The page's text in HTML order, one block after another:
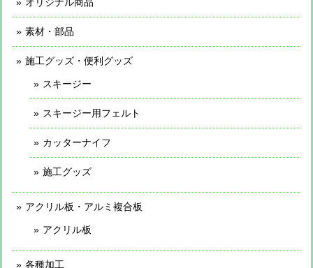
素材・部品
施工グッズ・便利グッズ
スキージー
スキージー用フェルト
カッターナイフ
施工グッズ
アクリル板・アルミ複合板
アクリル板
各種加工